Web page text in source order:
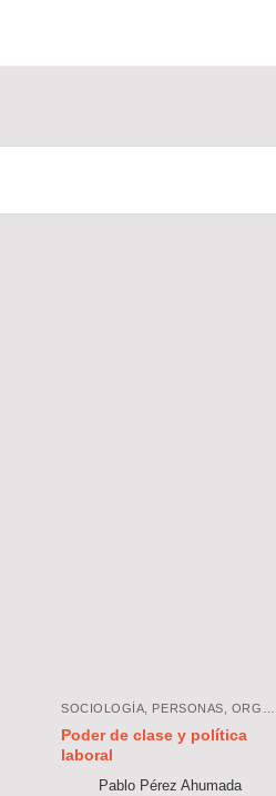
SOCIOLOGÍA, PERSONAS, ORGANIZACIONES, SOCIEDAD
Poder de clase y política
laboral
Pablo Pérez Ahumada